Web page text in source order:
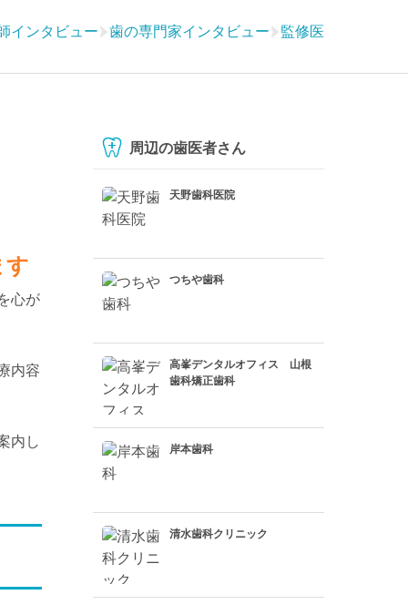
インタビュー 歯の専門家インタビュー 監修医
す
心が
内容
内し
周辺の歯医者さん
天野歯科医院
つちや歯科
高峯デンタルオフィス 山根
歯科矯正歯科
岸本歯科
清水歯科クリニック